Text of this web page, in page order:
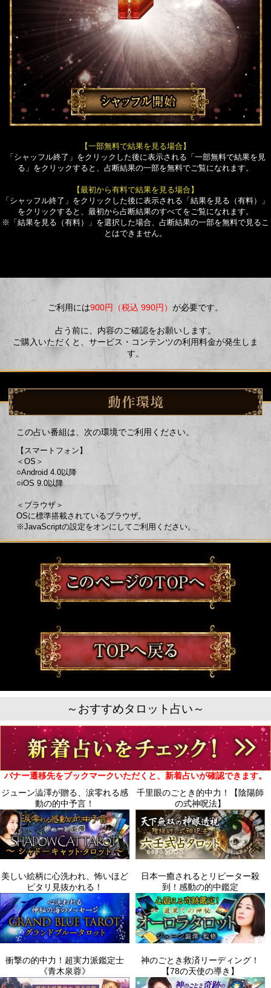
【一部無料で結果を見る場合】
「シャッフル終了」をクリックした後に表示される「一部無料で結果を見
る」をクリックすると、占断結果の一部を無料でご覧になれます。
【最初から有料で結果を見る場合】
「シャッフル終了」をクリックした後に表示される「結果を見る（有料）」
をクリックすると、最初から占断結果のすべてをご覧になれます。
※「結果を見る（有料）」を選択した場合、占断結果の一部を無料で見るこ
とはできません。
ご利用には900円（税込 990円） が必要です。
占う前に、内容のご確認をお願いします。
ご購入いただくと、サービス・コンテンツの利用料金が発生しま
す。
この占い番組は、次の環境でご利用ください。
【スマートフォン】
＜OS＞
○Android 4.0以降
○iOS 9.0以降
＜ブラウザ＞
OSに標準搭載されているブラウザ。
※JavaScriptの設定をオンにしてご利用ください。